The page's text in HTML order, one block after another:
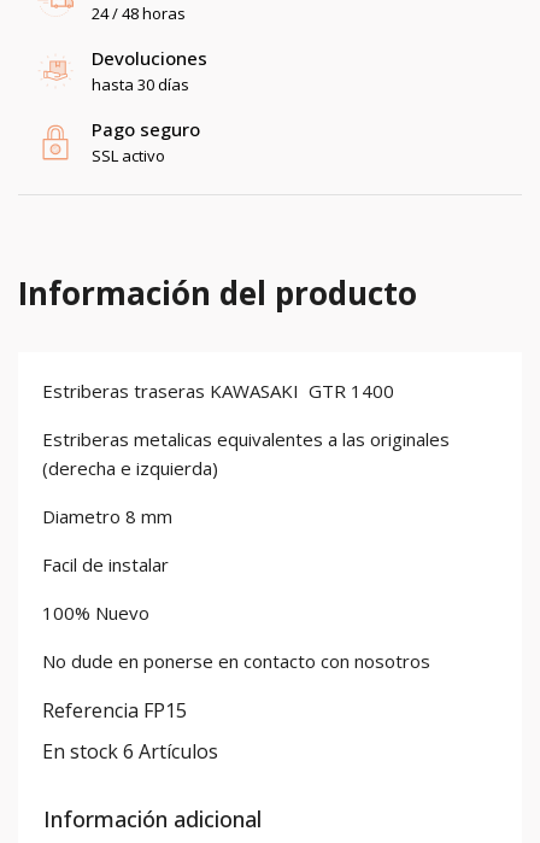
24 / 48 horas
Devoluciones
hasta 30 días
Pago seguro
SSL activo
Información del producto
Estriberas traseras KAWASAKI GTR 1400
Estriberas metalicas equivalentes a las originales
(derecha e izquierda)
Diametro 8 mm
Facil de instalar
100% Nuevo
No dude en ponerse en contacto con nosotros
Referencia FP15
En stock6 Artículos
Información adicional